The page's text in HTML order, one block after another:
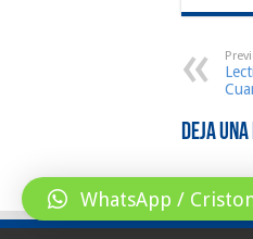
Deja
WhatsApp /